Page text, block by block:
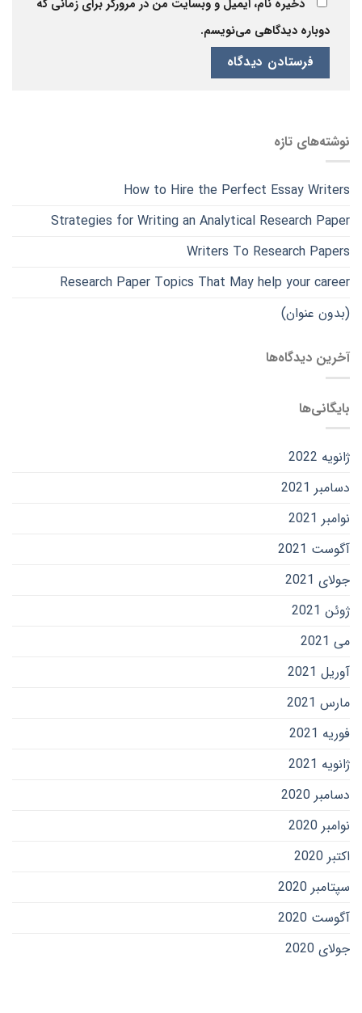
ذخیره نام، ایمیل و وبسایت من در مرورگر برای زمانی که
دوباره دیدگاهی می‌نویسم.
نوشته‌های تازه
How to Hire the Perfect Essay Writers
Strategies for Writing an Analytical Research Paper
Writers To Research Papers
Research Paper Topics That May help your career
(بدون عنوان)
آخرین دیدگاه‌ها
بایگانی‌ها
ژانویه 2022
دسامبر 2021
نوامبر 2021
آگوست 2021
جولای 2021
ژوئن 2021
می 2021
آوریل 2021
مارس 2021
فوریه 2021
ژانویه 2021
دسامبر 2020
نوامبر 2020
اکتبر 2020
سپتامبر 2020
آگوست 2020
جولای 2020